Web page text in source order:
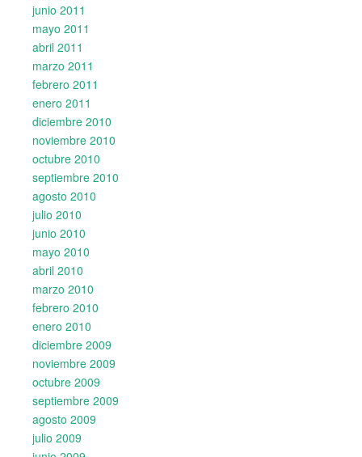
junio 2011
mayo 2011
abril 2011
marzo 2011
febrero 2011
enero 2011
diciembre 2010
noviembre 2010
octubre 2010
septiembre 2010
agosto 2010
julio 2010
junio 2010
mayo 2010
abril 2010
marzo 2010
febrero 2010
enero 2010
diciembre 2009
noviembre 2009
octubre 2009
septiembre 2009
agosto 2009
julio 2009